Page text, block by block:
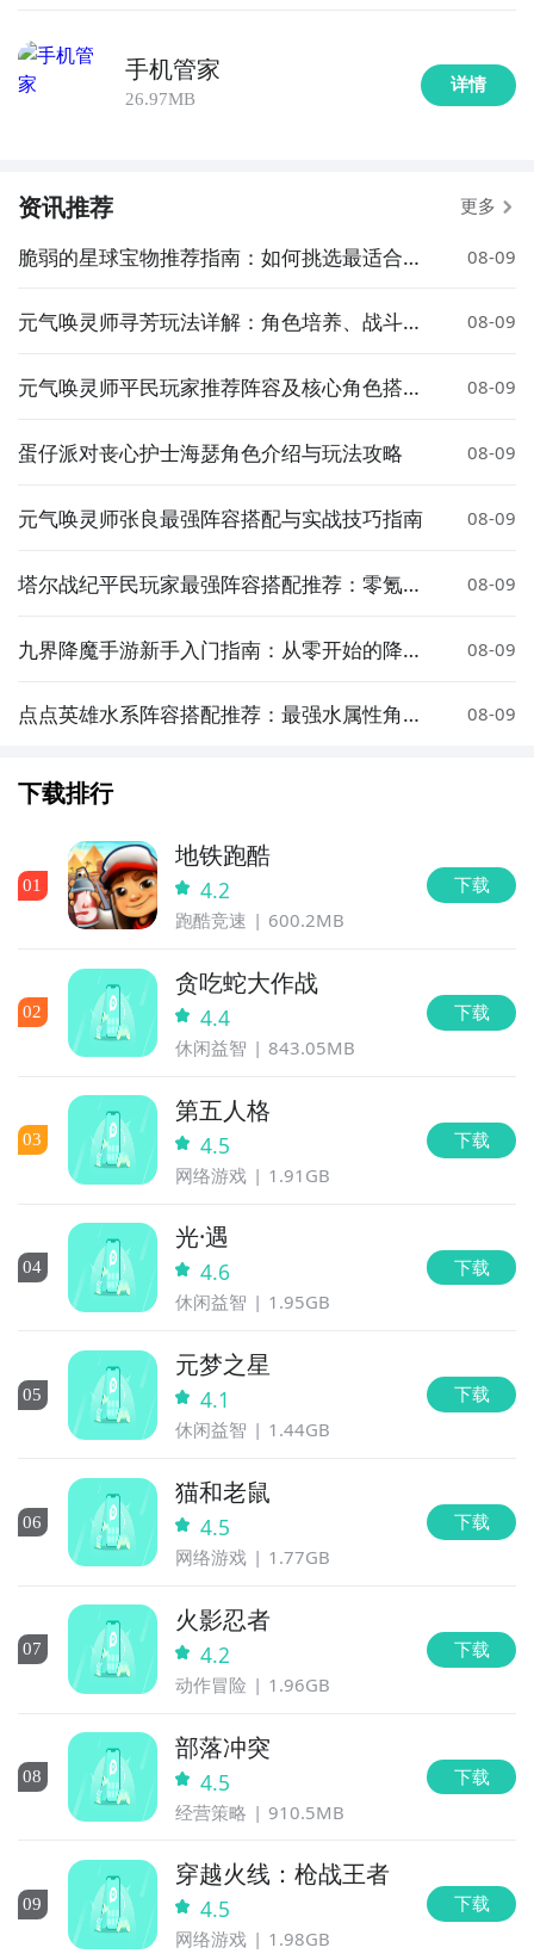
手机管家
26.97MB
详情
资讯推荐 更多
脆弱的星球宝物推荐指南：如何挑选最适合的
08-09
元气唤灵师寻芳玩法详解：角色培养、战斗技
08-09
元气唤灵师平民玩家推荐阵容及核心角色搭配
08-09
蛋仔派对丧心护士海瑟角色介绍与玩法攻略 08-09
元气唤灵师张良最强阵容搭配与实战技巧指南 08-09
塔尔战纪平民玩家最强阵容搭配推荐：零氪也
08-09
九界降魔手游新手入门指南：从零开始的降魔
08-09
点点英雄水系阵容搭配推荐：最强水属性角色
08-09
下载排行
01
地铁跑酷
4.2
跑酷竞速 600.2MB
下载
02
贪吃蛇大作战
4.4
休闲益智 843.05MB
下载
03
第五人格
4.5
网络游戏 1.91GB
下载
04
光·遇
4.6
休闲益智 1.95GB
下载
05
元梦之星
4.1
休闲益智 1.44GB
下载
06
猫和老鼠
4.5
网络游戏 1.77GB
下载
07
火影忍者
4.2
动作冒险 1.96GB
下载
08
部落冲突
4.5
经营策略 910.5MB
下载
09
穿越火线：枪战王者
4.5
网络游戏 1.98GB
下载